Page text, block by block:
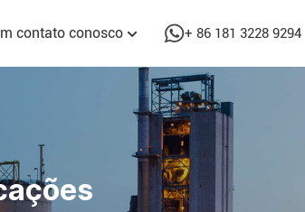
contato conosco + 86 181 3228 9294